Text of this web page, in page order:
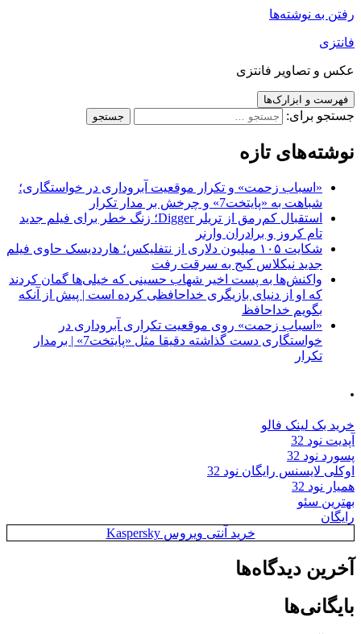
رفتن به نوشته‌ها
فانتزی
عکس و تصاویر فانتزی
فهرست و ابزارک‌ها
جستجو برای:
نوشته‌های تازه
«اسباب زحمت» و تکرار موقعیت آبروداری در خواستگاری؛
شباهت به «پایتخت7» و چرخش بر مدار تکرار
استقبال کم‌رمق از تریلر Digger؛ زنگ خطر برای فیلم جدید
تام کروز و برادران وارنر
شکایت ۱۰۵ میلیون دلاری از نتفلیکس؛ هارددیسک حاوی فیلم
جدید نیکلاس کیج به سرقت رفت
واکنش‌ها به پست اخیر شهاب حسینی که خیلی‌ها گمان کردند
که او از دنیای بازیگری خداحافظی کرده است | پیش از آنکه
بگویم خداحافظ
«اسباب زحمت» روی موقعیت تکراری آبروداری در
خواستگاری دست گذاشته دقیقا مثل «پایتخت7» | برمدار
تکرار
.
خرید بک لینک فالو
آپدیت نود 32
پسورد نود 32
اوکلی لایسنس رایگان نود 32
همیار نود 32
بهترین سئو
رایگان
خرید آنتی ویروس Kaspersky
آخرین دیدگاه‌ها
بایگانی‌ها